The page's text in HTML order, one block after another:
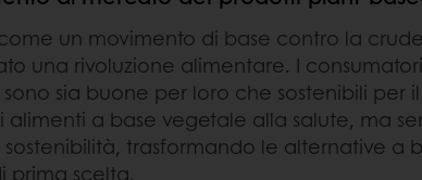
un movimento di base contro la
una rivoluzione alimentare. I consumatori
sia buone per loro che sostenibili per il
alimenti a base vegetale alla salute, ma
trasformando le alternative a
prima scelta.